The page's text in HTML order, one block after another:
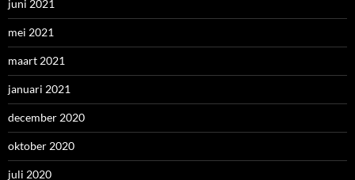
juni 2021
mei 2021
maart 2021
januari 2021
december 2020
oktober 2020
juli 2020